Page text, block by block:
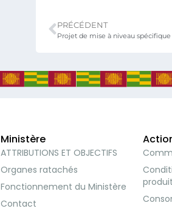
PRÉCÉDENT
Ministère
ATTRIBUTIONS ET OBJECTIFS
Organes ratachés
Fonctionnement du Ministère
Contact